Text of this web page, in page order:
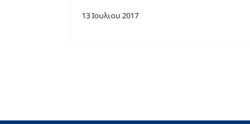
13 Ιουλιου 2017